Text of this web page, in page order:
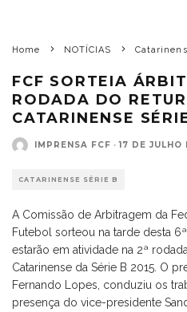
Home NOTÍCIAS
FCF SORTEIA
RODADA DO
CATARINENSE
IMPRENSA FCF · 17 DE JULHO
CATARINENSE SÉRIE B
A Comissão de Arbitragem da
Futebol sorteou na tarde desta
estarão em atividade na 2ª
Catarinense da Série B 2015. O
Fernando Lopes, conduziu os
presença do vice-presidente